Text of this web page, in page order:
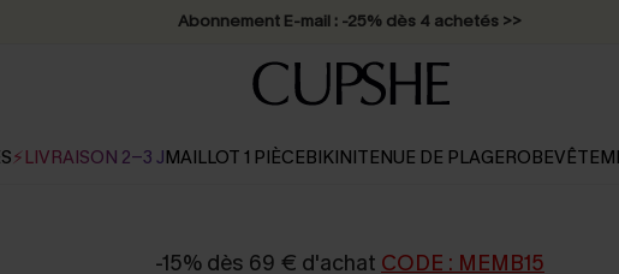
Abonnement E-mail : -25% dès 4 achetés >>
⚡LIVRAISON 2-3 JMAILLOT 1 PIÈCEBIKINITENUE DE PLAGEROBE
-15% dès 69 € d'achat CODE : MEMB15